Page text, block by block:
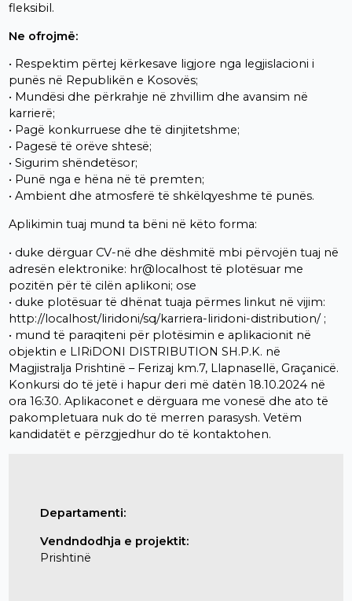
fleksibil.
Ne ofrojmë:
• Respektim përtej kërkesave ligjore nga legjislacioni i
punës në Republikën e Kosovës;
• Mundësi dhe përkrahje në zhvillim dhe avansim në
karrierë;
• Pagë konkurruese dhe të dinjitetshme;
• Pagesë të orëve shtesë;
• Sigurim shëndetësor;
• Punë nga e hëna në të premten;
• Ambient dhe atmosferë të shkëlqyeshme të punës.
Aplikimin tuaj mund ta bëni në këto forma:
• duke dërguar CV-në dhe dëshmitë mbi përvojën tuaj në
adresën elektronike: hr@localhost të plotësuar me
pozitën për të cilën aplikoni; ose
• duke plotësuar të dhënat tuaja përmes linkut në vijim:
http://localhost/liridoni/sq/karriera-liridoni-distribution/ ;
• mund të paraqiteni për plotësimin e aplikacionit në
objektin e LIRiDONI DISTRIBUTION SH.P.K. në
Magjistralja Prishtinë – Ferizaj km.7, Llapnasellë, Graçanicë.
Konkursi do të jetë i hapur deri më datën 18.10.2024 në
ora 16:30. Aplikaconet e dërguara me vonesë dhe ato të
pakompletuara nuk do të merren parasysh. Vetëm
kandidatët e përzgjedhur do të kontaktohen.
Departamenti:
Vendndodhja e projektit:
Prishtinë